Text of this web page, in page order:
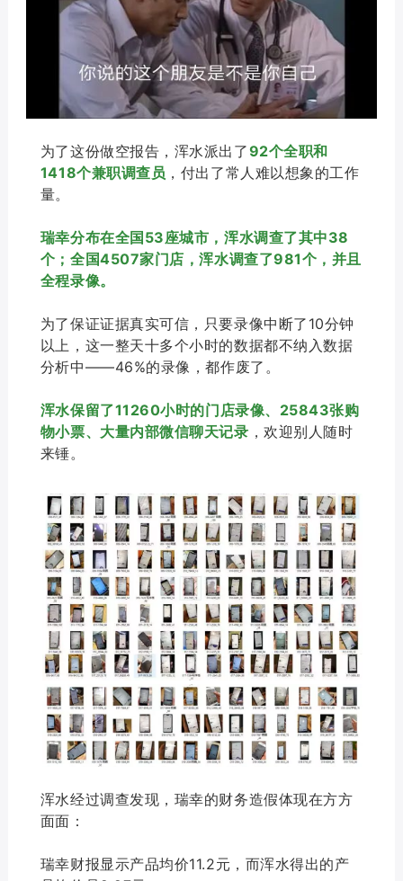
为了这份做空报告，浑水派出了92个全职和
1418个兼职调查员 ，付出了常人难以想象的工作
量。
瑞幸分布在全国53座城市，浑水调查了其中38
个；全国4507家门店，浑水调查了981个，并且
全程录像。
为了保证证据真实可信，只要录像中断了10分钟
以上，这一整天十多个小时的数据都不纳入数据
分析中——46%的录像，都作废了。
浑水保留了11260小时的门店录像、25843张购
物小票、大量内部微信聊天记录 ，欢迎别人随时
来锤。
浑水经过调查发现，瑞幸的财务造假体现在方方
面面：
瑞幸财报显示产品均价11.2元，而浑水得出的产